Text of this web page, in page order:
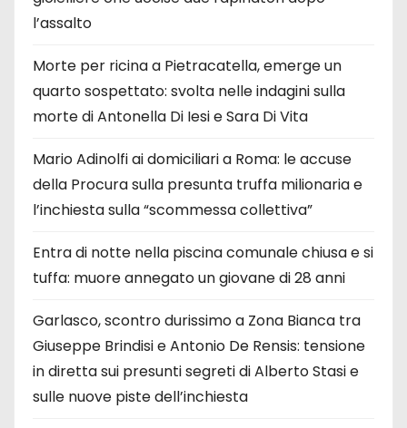
l’assalto
Morte per ricina a Pietracatella, emerge un
quarto sospettato: svolta nelle indagini sulla
morte di Antonella Di Iesi e Sara Di Vita
Mario Adinolfi ai domiciliari a Roma: le accuse
della Procura sulla presunta truffa milionaria e
l’inchiesta sulla “scommessa collettiva”
Entra di notte nella piscina comunale chiusa e si
tuffa: muore annegato un giovane di 28 anni
Garlasco, scontro durissimo a Zona Bianca tra
Giuseppe Brindisi e Antonio De Rensis: tensione
in diretta sui presunti segreti di Alberto Stasi e
sulle nuove piste dell’inchiesta